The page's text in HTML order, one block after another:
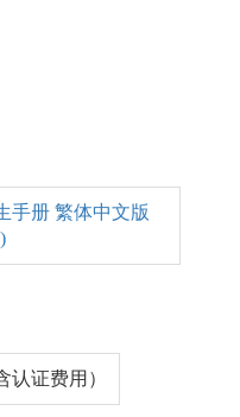
手册 繁体中文版
证费用）